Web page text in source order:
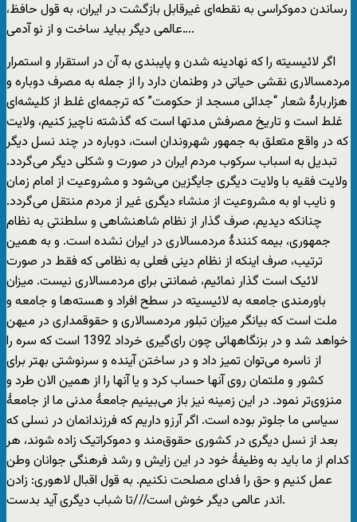
رساندن دموکراسی به نقطه‌ای غیرقابل بازگشت در ایران، به قول حافظ،
عالمی دیگر بباید ساخت و از نو آدمی….
اگر لائیسیته را که نهادینه شدن و پایبندی به آن در استقرار و استمرار
مردمسالاری نقشی حیاتی در وطنمان دارد را از جمله به مصرف دوباره و
هزاربارۀ شعار “جدائی مسجد از حکومت” که ترجمه‌ای غلط از کلیشه‌ای
غلط است و تاریخ مصرفش مدتها است که گذشته ناچیز کنیم، ولایت
که در واقع متعلق به جمهور شهروندان است، دوباره در چند نسل دیگر
تبدیل به اسباب سرکوب مردم ایران در صورت و شکلی دیگر می‌گردد.
ولایت فقیه با ولایت دیگری جایگزین می‌شود و مشروعیت از امام زمان
و نایب او به مشروعیت از منشاء دیگری غیر از مردم منتقل می‌گردد.
چنانکه دیدیم، صرف گذار از نظام شاهنشاهی و سلطنتی به نظام
جمهوری، بیمه کنندۀ مردمسالاری در ایران نشده است. و به همین
ترتیب، صرف اینکه از نظام دینی فعلی به نظامی که فقط در صورت
لائیک است گذار نمائیم، ضمانتی برای مردمسالاری نیست. میزان
باورمندی جامعه به لائیسیته در سطح افراد و هسته‌ها و جامعه و
ملت است که بیانگر میزان تبلور مردمسالاری و حقوقمداری در میهن
خواهد شد و در بزنگاههائی چون رای‌گیری خرداد 1392 است که سره را
از ناسره می‌توان تمیز داد و در ساختن آینده و سرنوشتی بهتر برای
کشور و ملتمان روی آنها حساب کرد و یا آنها را از همین الان طرد و
منزوی‌تر نمود. در این زمینه نیز باز می‌بینیم جامعۀ مدنی ما از جامعۀ
سیاسی ما جلوتر بوده است. اگر آرزو داریم که فرزندانمان در نسلی که
بعد از نسل دیگری در کشوری حقوق‌مند و دموکراتیک زاده شوند، هر
کدام از ما باید به وظیفۀ خود در این زایش و رشد فرهنگی جوانان وطن
عمل کنیم و حق را فدای مصلحت نکنیم. به قول اقبال لاهوری: زادن
اندر عالمی دیگر خوش است///تا شباب دیگری آید بدست.